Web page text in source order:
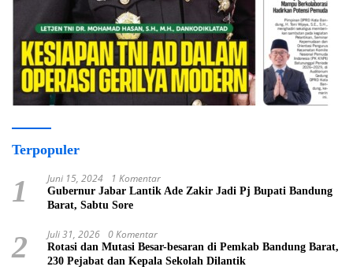
Terpopuler
1 Juni 15, 2024 1 Komentar
Gubernur Jabar Lantik Ade Zakir Jadi Pj Bupati Bandung
Barat, Sabtu Sore
2 Juli 31, 2026 0 Komentar
Rotasi dan Mutasi Besar-besaran di Pemkab Bandung Barat,
230 Pejabat dan Kepala Sekolah Dilantik